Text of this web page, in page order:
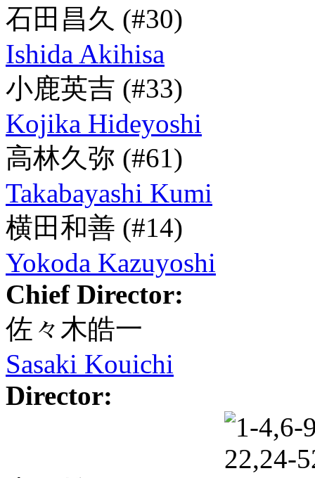
石田昌久 (#30)
Ishida Akihisa
小鹿英吉 (#33)
Kojika Hideyoshi
高林久弥 (#61)
Takabayashi Kumi
横田和善 (#14)
Yokoda Kazuyoshi
Chief Director:
佐々木皓一
Sasaki Kouichi
Director: